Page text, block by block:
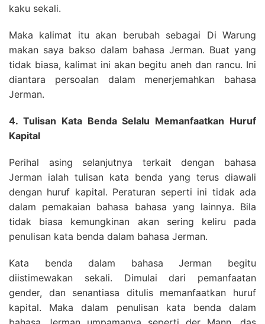
kaku sekali.
Maka kalimat itu akan berubah sebagai Di Warung
makan saya bakso dalam bahasa Jerman. Buat yang
tidak biasa, kalimat ini akan begitu aneh dan rancu. Ini
diantara persoalan dalam menerjemahkan bahasa
Jerman.
4. Tulisan Kata Benda Selalu Memanfaatkan Huruf
Kapital
Perihal asing selanjutnya terkait dengan bahasa
Jerman ialah tulisan kata benda yang terus diawali
dengan huruf kapital. Peraturan seperti ini tidak ada
dalam pemakaian bahasa bahasa yang lainnya. Bila
tidak biasa kemungkinan akan sering keliru pada
penulisan kata benda dalam bahasa Jerman.
Kata benda dalam bahasa Jerman begitu
diistimewakan sekali. Dimulai dari pemanfaatan
gender, dan senantiasa ditulis memanfaatkan huruf
kapital. Maka dalam penulisan kata benda dalam